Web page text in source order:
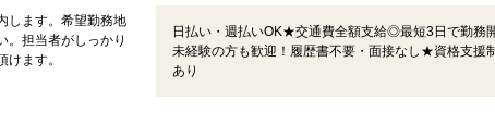
します。希望勤務地
。担当者がしっかり
ます。
日払い・週払いOK★交通費全額支給◎最短3日で勤務
未経験の方も歓迎！履歴書不要・面接なし★資格支援
あり